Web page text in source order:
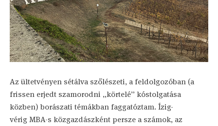
Az ültetvényen sétálva szőlészeti, a feldolgozóban (a
frissen erjedt szamorodni „körtelé” kóstolgatása
közben) borászati témákban faggatóztam. Ízig-
vérig MBA-s közgazdászként persze a számok, az